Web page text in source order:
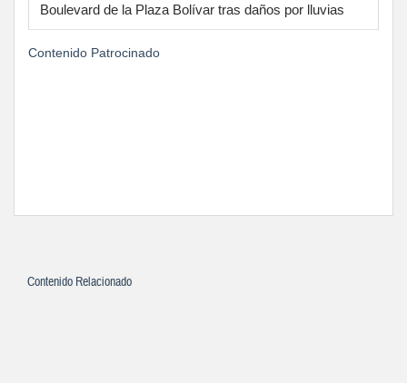
Boulevard de la Plaza Bolívar tras daños por lluvias
Contenido Patrocinado
Contenido Relacionado